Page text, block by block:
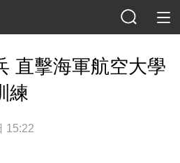
直擊海軍航空大學
練
15:22